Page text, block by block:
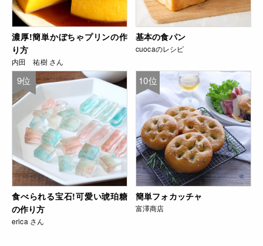
濃厚!簡単かぼちゃプリンの作
り方
内田 祐樹 さん
基本の食パン
cuocaのレシピ
9位
食べられる宝石!可愛い琥珀糖
の作り方
erica さん
10位
簡単フォカッチャ
富澤商店